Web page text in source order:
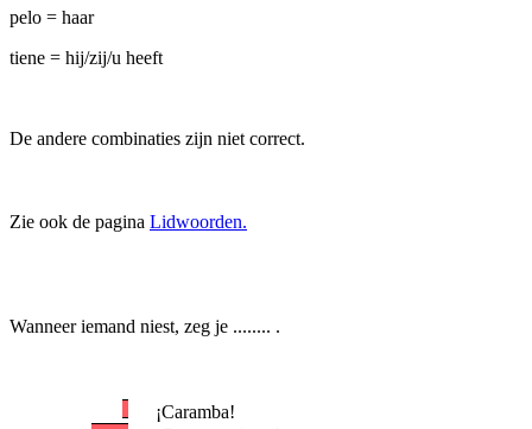
pelo = haar
tiene = hij/zij/u heeft
De andere combinaties zijn niet correct.
Zie ook de pagina Lidwoorden.
Wanneer iemand niest, zeg je ........ .
¡Caramba!